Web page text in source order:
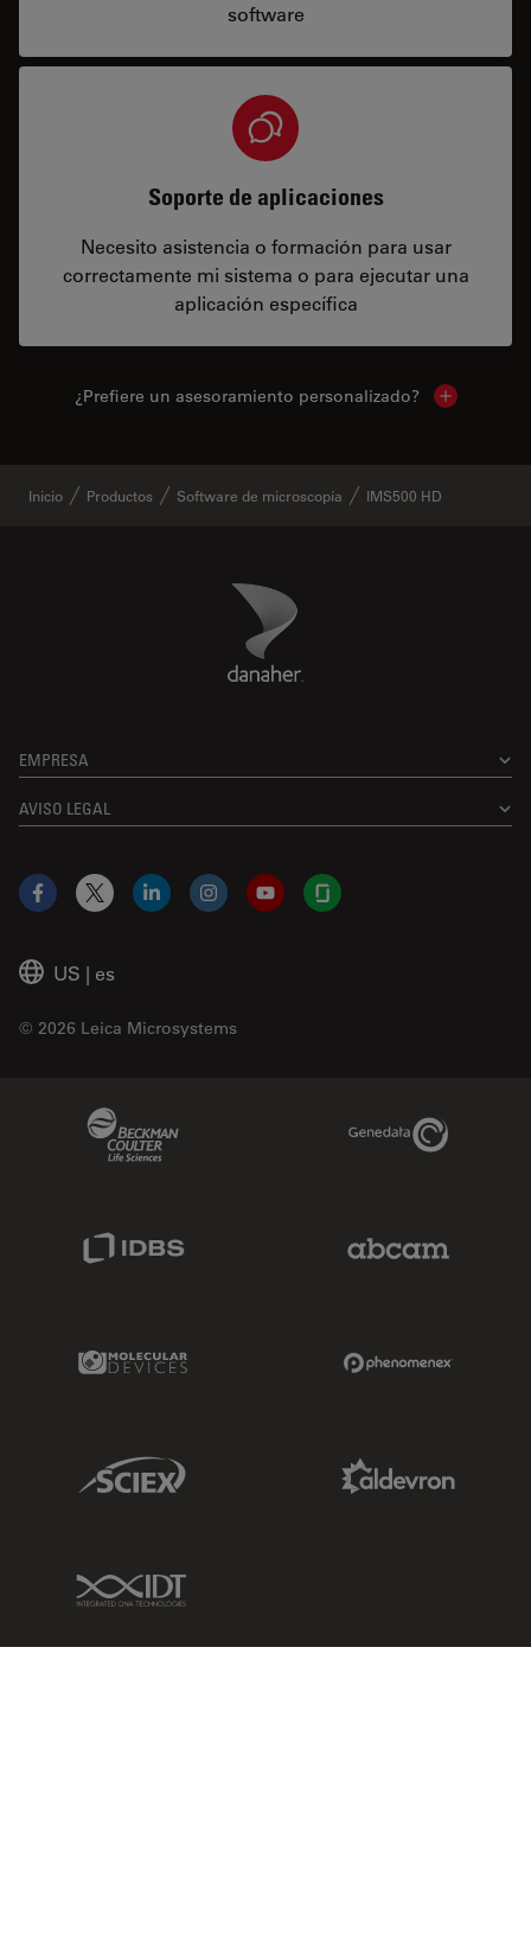
software
Soporte de aplicaciones
Necesito asistencia o formación para usar
correctamente mi sistema o para ejecutar una
aplicación específica
¿Prefiere un asesoramiento personalizado? Show local
Inicio Productos Software de microscopía IMS500 HD
Danaher Logo
EMPRESA
AVISO LEGAL
US | es
© 2026 Leica Microsystems
Facebook
X LinkedInInstagramYouTubeGlassdoor
Genedata Link
Molecular Devices Link
Sciex Link
IDT Link